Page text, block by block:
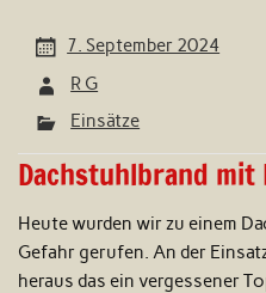
7. September 2024
R G
Einsätze
Dachstuhlbrand mit
Heute wurden wir zu einem
Gefahr gerufen. An der
heraus das ein vergessener